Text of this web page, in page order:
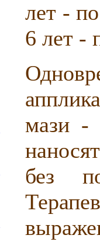
лет -
6 лет -
мази -
без